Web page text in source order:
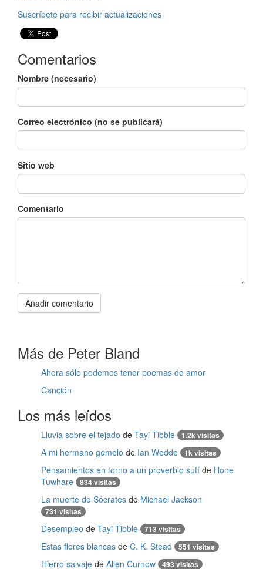
Suscríbete para recibir actualizaciones
Comentarios
Nombre (necesario)
Correo electrónico (no se publicará)
Sitio web
Comentario
Añadir comentario
Más de Peter Bland
Ahora sólo podemos tener poemas de amor
Canción
Los más leídos
Lluvia sobre el tejado de Tayi Tibble 1.2k visitas
A mi hermano gemelo de Ian Wedde 1k visitas
Pensamientos en torno a un proverbio sufí de Hone
Tuwhare
834 visitas
La muerte de Sócrates de Michael Jackson
731 visitas
Desempleo de Tayi Tibble 713 visitas
Estas flores blancas de C. K. Stead 551 visitas
Hierro salvaje de Allen Curnow 493 visitas